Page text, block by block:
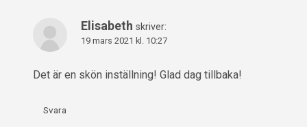
Elisabeth skriver:
19 mars 2021 kl. 10:27
Det är en skön inställning! Glad dag tillbaka!
Svara